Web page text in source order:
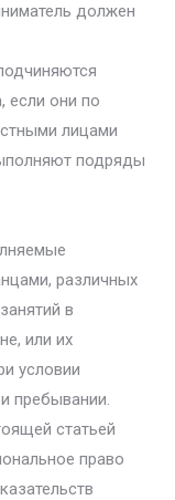
должен
если они по
лицами
подряды
различных
в
или их
условии
пребывании.
статьей
право